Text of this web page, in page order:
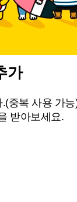
가
중복 사용 가능
받아보세요.